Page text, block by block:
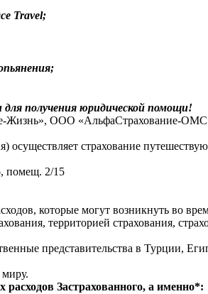
Travel;
;
получения юридической помощи!
Жизнь», ООО «АльфаСтрахование-
осуществляет страхование
помещ. 2/15
которые могут возникнуть во
территорией страхования,
представительства в Турции,
Застрахованного, а именно*: